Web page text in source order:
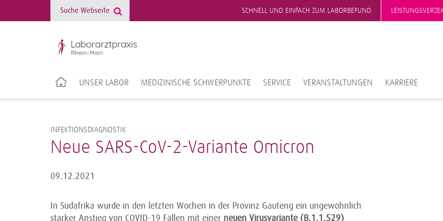
SCHNELL UND EINFACH ZUM LABORBEFUND
UNSER LABOR MEDIZINISCHE SCHWERPUNKTE SERVICE VERANSTALTUNGEN KARRIERE
INFEKTIONSDIAGNOSTIK
Neue SARS-CoV-2-Variante Omicron
09.12.2021
In Südafrika wurde in den letzten Wochen in der Provinz Gauteng ein ungewöhnlich
starker Anstieg von COVID-19 Fällen mit einer neuen Virusvariante (B.1.1.529)